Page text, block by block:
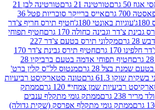
טורטינה 21 גרם
טורטינה לבן 21
אייס ברייקר סוכריות פטל 36
180ג'
חטיף תירס חריף צ'דר
כחולה 170 גרם
חטיף תפוחי
מקלוני תירס בטעם צ'דר 227
חטיף תירס גבינת צ'דר 170
חטיף תפוחי אדמה בטעם ברביקיו 28
גרם
מנטוס לל"ס קלין ברט'
טונה סטארקיסט רביעיות
שמן צמחי* 120 גרם
ממתק
ממתק גומי מתקלף ענבים
גומי מתקלף אפרסק (שקית גדולה)